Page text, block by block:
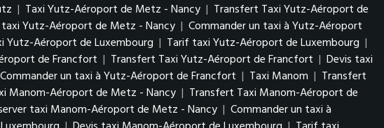
| Taxi Yutz-Aéroport de Metz - Nancy | Transfert Taxi Yutz-Aéroport de
taxi Yutz-Aéroport de Metz - Nancy | Commander un taxi à Yutz-Aéroport
Yutz-Aéroport de Luxembourg | Tarif taxi Yutz-Aéroport de Luxembourg |
de Francfort | Transfert Taxi Yutz-Aéroport de Francfort | Devis taxi
Commander un taxi à Yutz-Aéroport de Francfort | Taxi Manom | Transfert
Manom-Aéroport de Metz - Nancy | Transfert Taxi Manom-Aéroport de
taxi Manom-Aéroport de Metz - Nancy | Commander un taxi à